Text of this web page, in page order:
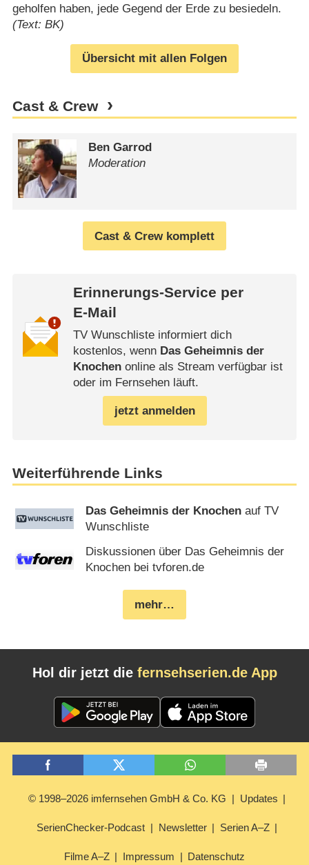
geholfen haben, jede Gegend der Erde zu besiedeln.
(Text: BK)
Übersicht mit allen Folgen
Cast & Crew
Ben Garrod
Moderation
Cast & Crew komplett
Erinnerungs-Service per
E-Mail
TV Wunschliste informiert dich
kostenlos, wenn Das Geheimnis der
Knochenonline als Stream verfügbar ist
oder im Fernsehen läuft.
jetzt anmelden
Weiterführende Links
Das Geheimnis der Knochen auf TV
Wunschliste
Diskussionen über Das Geheimnis der
Knochen bei tvforen.de
mehr…
Hol dir jetzt die fernsehserien.de App
© 1998–2026 imfernsehen GmbH & Co. KG Updates
SerienChecker-Podcast Newsletter Serien A–Z
Filme A–Z Impressum Datenschutz